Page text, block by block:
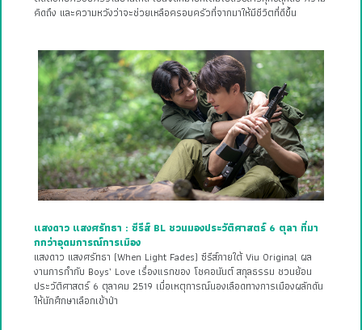
คิดถึง และความหวังว่าจะช่วยเหลือครอบครัวที่จากมาให้มีชีวิตที่ดีขึ้น
แสงดาว แสงศรัทธา : ซีรีส์ BL ชวนมองประวัติศาสตร์ 6 ตุลา ที่มา
กกว่าอุดมการณ์การเมือง
แสงดาว แสงศรัทธา (When Light Fades) ซีรีส์ภายใต้ Viu Original ผล
งานการกำกับ Boys’ Love เรื่องแรกของ โชคอนันต์ สกุลธรรม ชวนย้อน
ประวัติศาสตร์ 6 ตุลาคม 2519 เมื่อเหตุการณ์นองเลือดทางการเมืองผลักดัน
ให้นักศึกษาเลือกเข้าป่า